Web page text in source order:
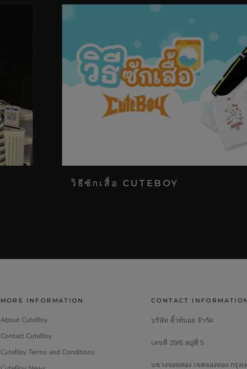
วิธีซักเสื้อ CUTEBOY
MORE INFORMATION
About CuteBoy
Contact CuteBoy
CuteBoy Terms and Conditions
CONTACT
บริษัท คิ้วท์บอย จำกัด
เลขที่ 39/6 หมู่ที่ 5
แขวงจอมทอง เขตจองทอง กรุง